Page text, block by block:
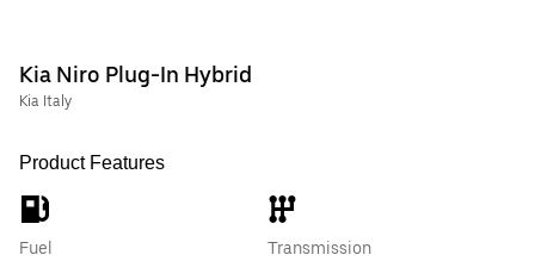
Kia Niro Plug-In Hybrid
Kia Italy
Product Features
Fuel
Transmission